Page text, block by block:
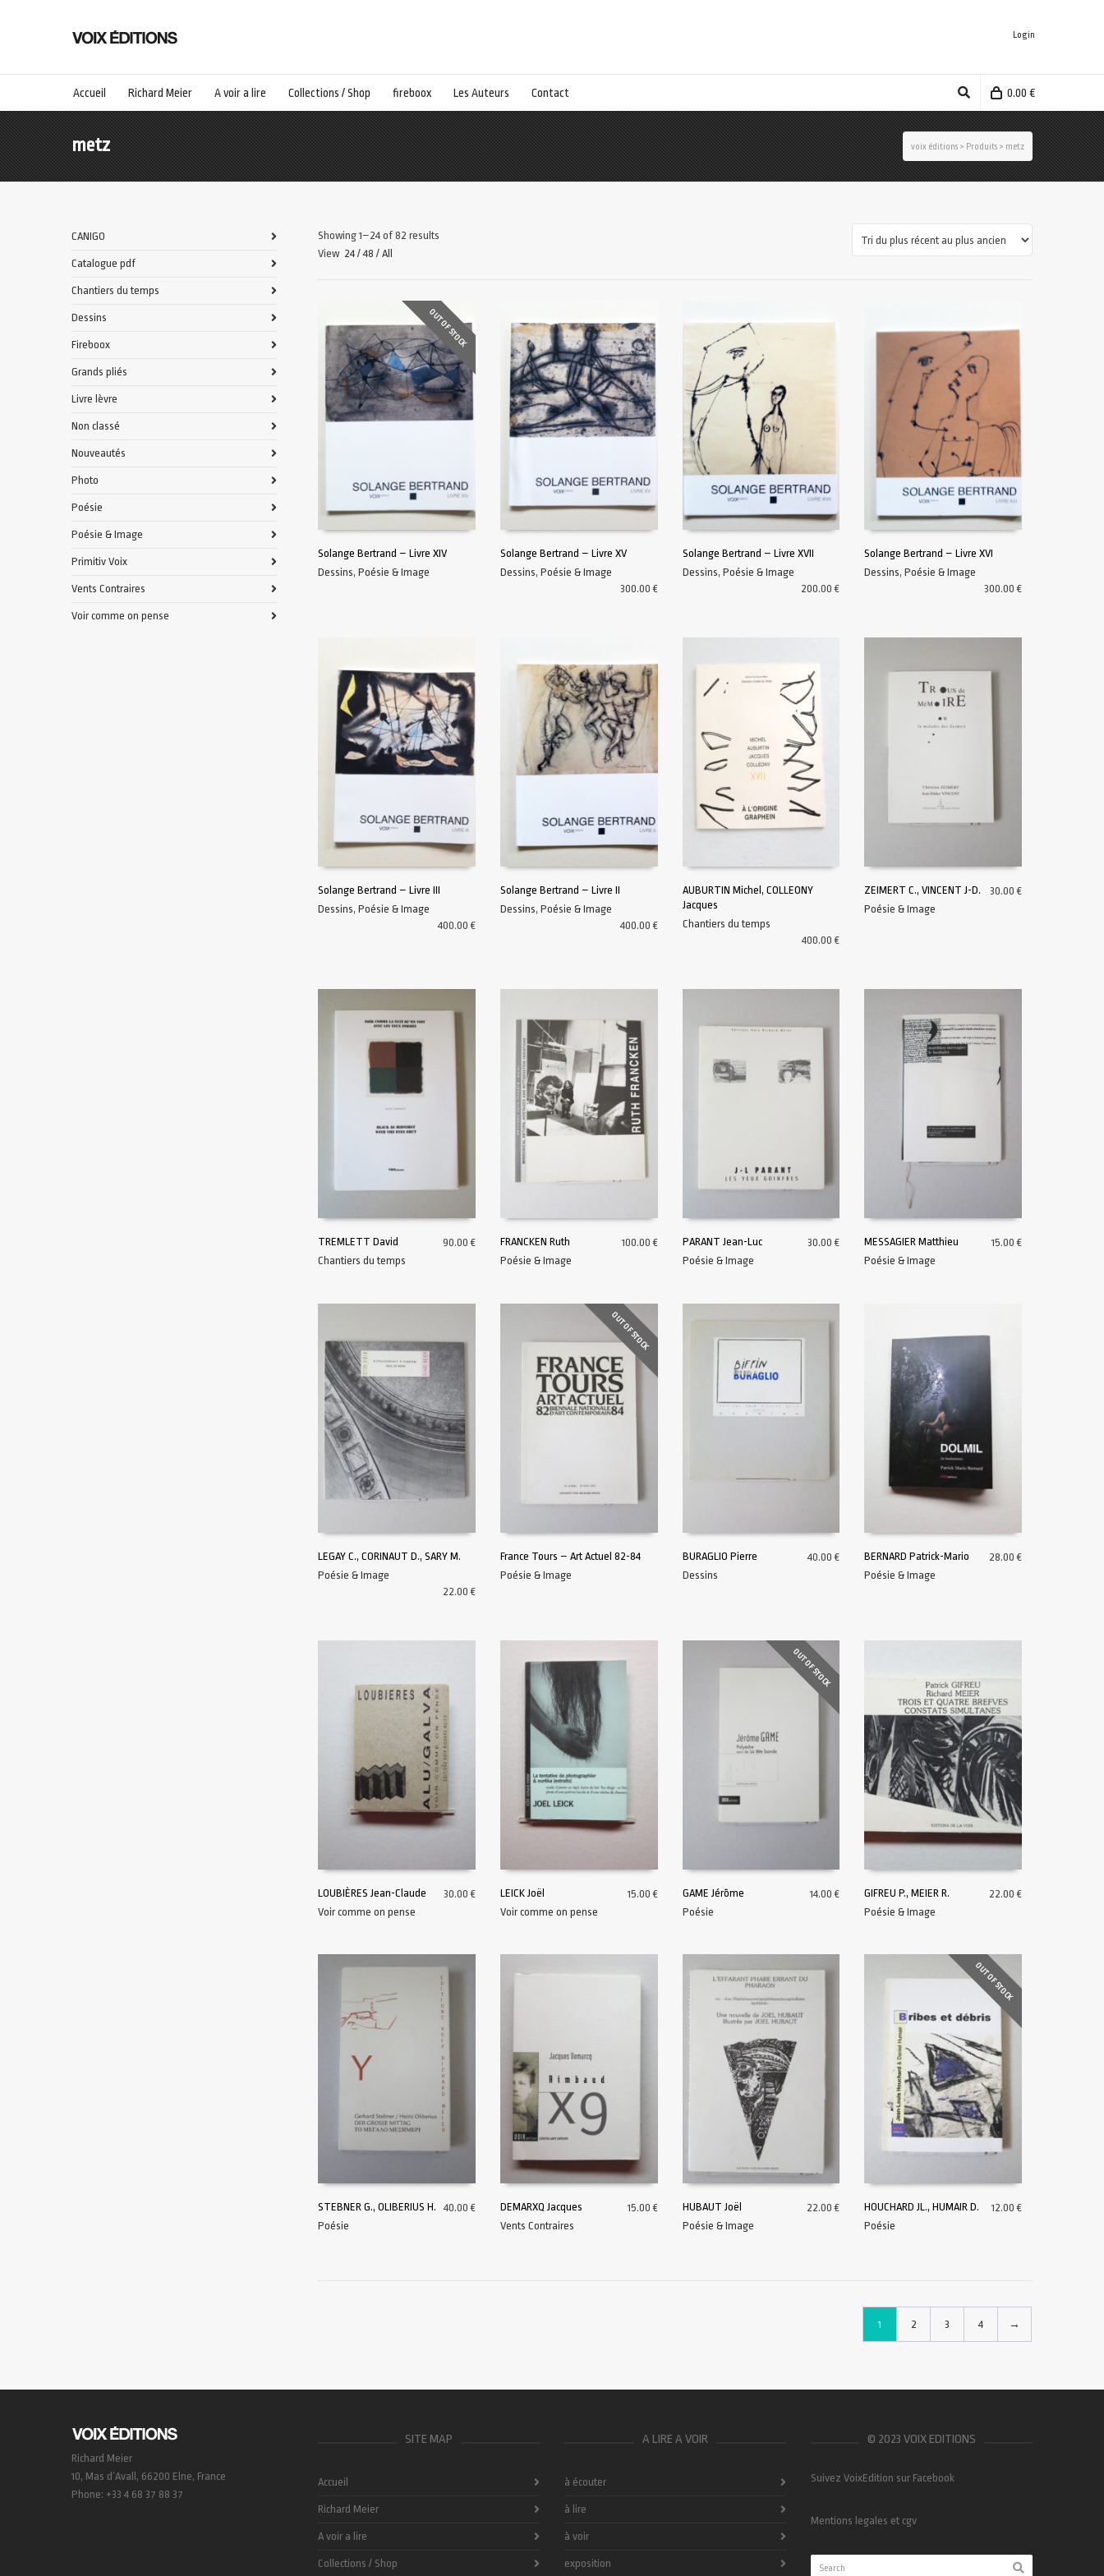
Login
Accueil Richard Meier A voir a lire Collections / Shop fireboox Les Auteurs Contact 0.00 €
metz voix éditions > Produits > metz
Showing 1–24 of 82 results
View 24 / 48 / All
OUT OF STOCK
LIRE LA SUITE
Solange Bertrand – Livre XIV
Dessins, Poésie & Image
AJOUTER AU PANIER
Solange Bertrand – Livre XV
Dessins, Poésie & Image
300.00€
AJOUTER AU PANIER
Solange Bertrand – Livre XVII
Dessins, Poésie & Image
200.00€
AJOUTER AU PANIER
Solange Bertrand – Livre XVI
Dessins,Poésie & Image
300.00€
AJOUTER AU PANIER
Solange Bertrand – Livre III
Dessins, Poésie & Image
400.00€
AJOUTER AU PANIER
Solange Bertrand – Livre II
Dessins, Poésie & Image
400.00€
AUBURTIN Michel, COLLEONY
Jacques
Chantiers du temps
400.00€
AJOUTER AU PANIER
ZEIMERT C., VINCENT J-D.
Poésie & Image
30.00€
AJOUTER AU PANIER
TREMLETT David
Chantiers du temps
90.00€
AJOUTER AU PANIER
FRANCKEN Ruth
Poésie & Image
100.00€
AJOUTER AU PANIER
PARANT Jean-Luc
Poésie & Image
30.00€
AJOUTER AU PANIER
MESSAGIER Matthieu
Poésie & Image
15.00€
AJOUTER AU PANIER
LEGAY C., CORINAUT D., SARY M.
Poésie & Image
22.00€
OUT OF STOCK
LIRE LA SUITE
France Tours – Art Actuel 82-84
Poésie & Image
AJOUTER AU PANIER
BURAGLIO Pierre
Dessins
40.00€
AJOUTER AU PANIER
BERNARD Patrick-Mario
Poésie & Image
28.00€
AJOUTER AU PANIER
LOUBIÈRES Jean-Claude
Voir comme on pense
30.00€
AJOUTER AU PANIER
LEICK Joël
Voir comme on pense
15.00€
OUT OF STOCK
LIRE LA SUITE
GAME Jérôme
Poésie
14.00€
AJOUTER AU PANIER
GIFREU P., MEIER R.
Poésie & Image
22.00€
STEBNER G., OLIBERIUS H.
Poésie
40.00€
DEMARXQ Jacques
Vents Contraires
15.00€
AJOUTER AU PANIER
HUBAUT Joël
Poésie & Image
22.00€
OUT OF STOCK
HOUCHARD JL., HUMAIR D.
Poésie
12.00€
1 2 3 4 →
CANIGO
Catalogue pdf
Chantiers du temps
Dessins
Fireboox
Grands pliés
Livre lèvre
Non classé
Nouveautés
Photo
Poésie
Poésie & Image
Primitiv Voix
Vents Contraires
Voir comme on pense
Richard Meier
10, Mas d’Avall, 66200 Elne, France
Phone: +33 4 68 37 88 37
SITE MAP
Accueil
Richard Meier
A voir a lire
Collections / Shop
A LIRE A VOIR
à écouter
à lire
à voir
exposition
© 2023 VOIX EDITIONS
Suivez VoixEdition sur Facebook
Mentions legales et cgv